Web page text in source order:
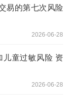
易的第七次风险
2026-06-28
儿童过敏风险 资
2026-06-28